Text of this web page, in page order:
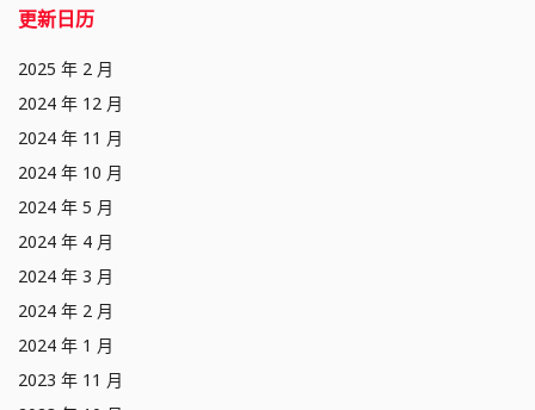
更新日历
2025 年 2 月
2024 年 12 月
2024 年 11 月
2024 年 10 月
2024 年 5 月
2024 年 4 月
2024 年 3 月
2024 年 2 月
2024 年 1 月
2023 年 11 月